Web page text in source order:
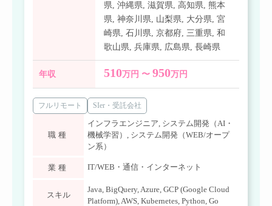
県,沖縄県,滋賀県, 高知県,熊本
県,神奈川県, 山梨県, 大分県,宮
崎県,石川県,京都府,三重県,和
歌山県,兵庫県, 広島県,長崎県
年収 510万円 〜950万円
フルリモート SIer・受託会社
職種
インフラエンジニア, システム開発（AI・
機械学習） , システム開発（WEB/オープ
ン系）
業種 IT/WEB・通信・インターネット
スキル
Java, BigQuery,Azure, GCP (Google Cloud
Platform),AWS, Kubernetes, Python, Go